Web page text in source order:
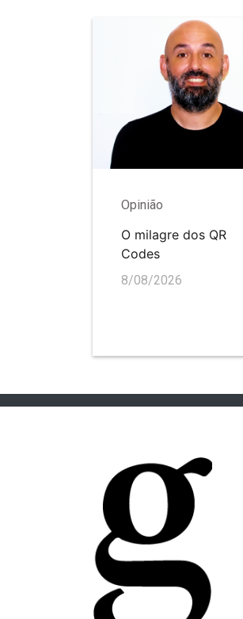
Opinião
O milagre dos QR
Codes
8/08/2026